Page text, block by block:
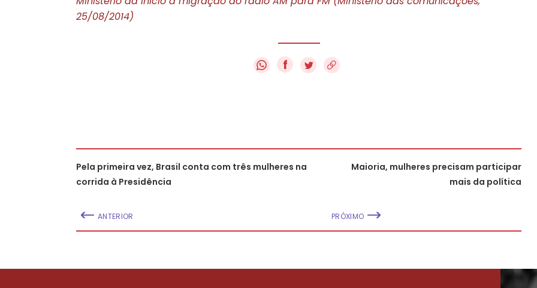
25/08/2014)
f
Pela primeira vez, Brasil conta com três mulheres na
corrida à Presidência
ANTERIOR
Maioria, mulheres precisam participar
mais da política
PRÓXIMO